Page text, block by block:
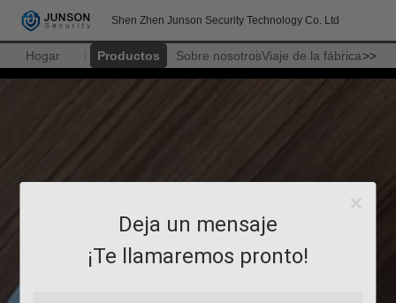
Shen Zhen Junson Security Technology Co. Ltd
Hogar Productos Sobre nosotrosViaje de la fábrica>>
Deja un mensaje
¡Te llamaremos pronto!